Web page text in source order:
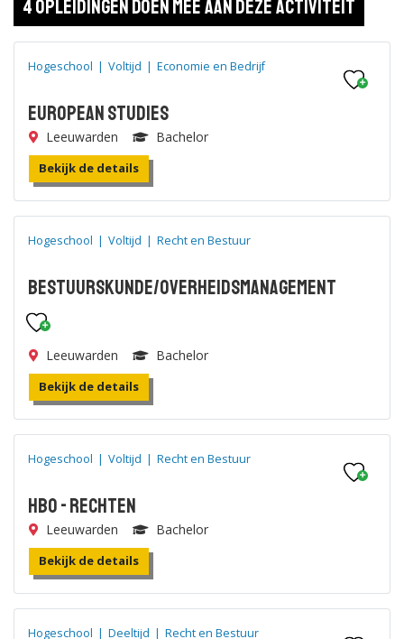
4 opleidingen doen mee aan deze activiteit
Hogeschool | Voltijd | Economie en Bedrijf
European Studies
Leeuwarden Bachelor
Bekijk de details
Hogeschool | Voltijd | Recht en Bestuur
Bestuurskunde/Overheidsmanagement
Leeuwarden Bachelor
Bekijk de details
Hogeschool | Voltijd | Recht en Bestuur
HBO - Rechten
Leeuwarden Bachelor
Bekijk de details
Hogeschool | Deeltijd | Recht en Bestuur